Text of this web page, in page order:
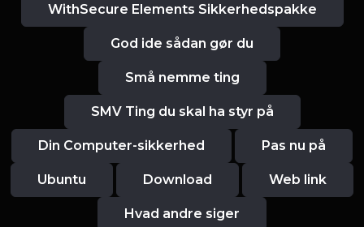
WithSecure Elements Sikkerhedspakke
God ide sådan gør du
Små nemme ting
SMV Ting du skal ha styr på
Din Computer-sikkerhed Pas nu på
Ubuntu Download Web link
Hvad andre siger